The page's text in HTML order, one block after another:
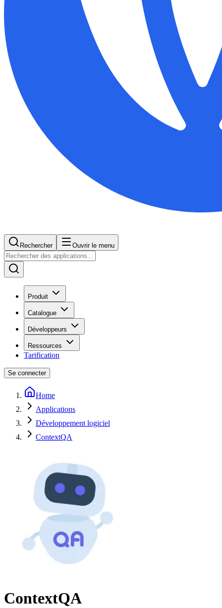
Rechercher Ouvrir le menu
Produit
Catalogue
Développeurs
Ressources
Tarification
Se connecter
Home
Applications
Développement logiciel
ContextQA
ContextQA